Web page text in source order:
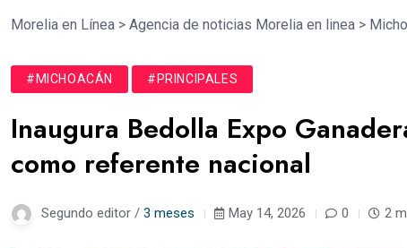
Morelia en Línea > Agencia de noticias Morelia en linea >
#MICHOACÁN #PRINCIPALES
Inaugura Bedolla Expo
como referente nacional
Segundo editor / 3 meses May 14, 2026 0 2